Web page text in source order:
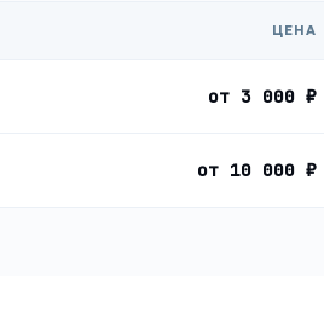
ЦЕНА
от 3 000 ₽
от 10 000 ₽